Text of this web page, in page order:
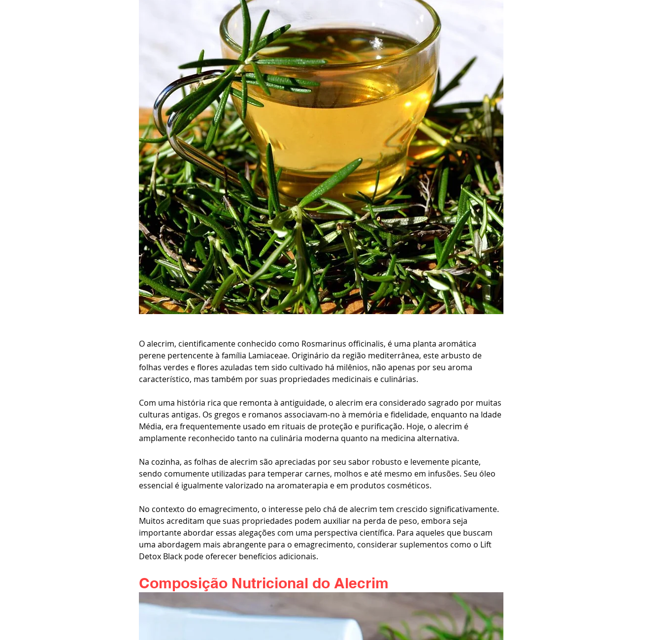
O alecrim, cientificamente conhecido como Rosmarinus officinalis, é uma planta aromática
perene pertencente à família Lamiaceae. Originário da região mediterrânea, este arbusto de
folhas verdes e flores azuladas tem sido cultivado há milênios, não apenas por seu aroma
característico, mas também por suas propriedades medicinais e culinárias.
Com uma história rica que remonta à antiguidade, o alecrim era considerado sagrado por muitas
culturas antigas. Os gregos e romanos associavam-no à memória e fidelidade, enquanto na Idade
Média, era frequentemente usado em rituais de proteção e purificação. Hoje, o alecrim é
amplamente reconhecido tanto na culinária moderna quanto na medicina alternativa.
Na cozinha, as folhas de alecrim são apreciadas por seu sabor robusto e levemente picante,
sendo comumente utilizadas para temperar carnes, molhos e até mesmo em infusões. Seu óleo
essencial é igualmente valorizado na aromaterapia e em produtos cosméticos.
No contexto do emagrecimento, o interesse pelo chá de alecrim tem crescido significativamente.
Muitos acreditam que suas propriedades podem auxiliar na perda de peso, embora seja
importante abordar essas alegações com uma perspectiva científica. Para aqueles que buscam
uma abordagem mais abrangente para o emagrecimento, considerar suplementos como o Lift
Detox Black pode oferecer benefícios adicionais.
Composição Nutricional do Alecrim